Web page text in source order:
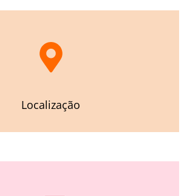
Localização